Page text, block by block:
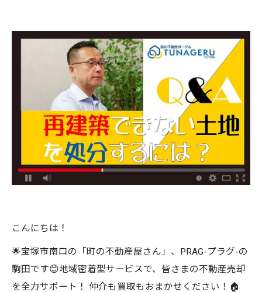
こんにちは！
🌟宝塚市南口の「町の不動産屋さん」、PRAG-プラグ-の
駒田です😊地域密着型サービスで、皆さまの不動産売却
を全力サポート！ 仲介も買取もおまかせください！🏠